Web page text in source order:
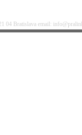
04 Bratislava email: